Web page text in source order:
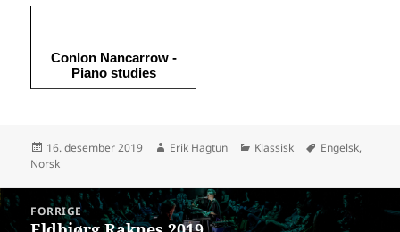
Conlon Nancarrow -
Piano studies
Publisert
16. desember 2019 Forfatter
Erik Hagtun Kategorier
Klassisk Stikkord
Engelsk,
Norsk
Innleggsnavigasjon
FORRIGE